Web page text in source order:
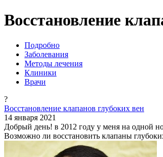
Восстановление
Подробно
Заболевания
Методы лечения
Клиники
Врачи
?
Восстановление клапанов глубоких вен
14 января 2021
Добрый день! в 2012 году у меня на одной
Возможно ли восстановить клапаны